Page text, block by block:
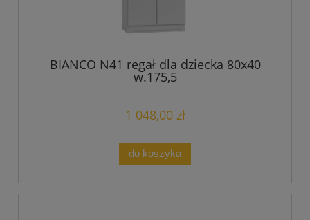
BIANCO N41 regał dla dziecka 80x40
w.175,5
1 048,00 zł
do koszyka